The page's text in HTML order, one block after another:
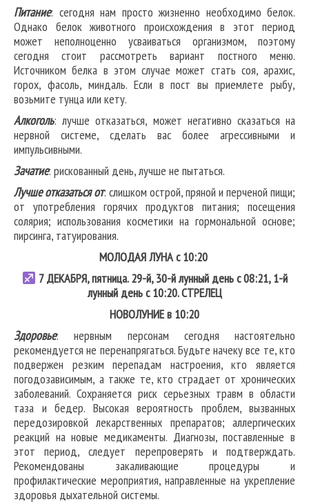
Питание: сегодня нам просто жизненно необходимо белок.
Однако белок животного происхождения в этот период
может неполноценно усваиваться организмом, поэтому
сегодня стоит рассмотреть вариант постного меню.
Источником белка в этом случае может стать соя, арахис,
горох, фасоль, миндаль. Если в пост вы приемлете рыбу,
возьмите тунца или кету.
Алкоголь: лучше отказаться, может негативно сказаться на
нервной системе, сделать вас более агрессивными и
импульсивными.
Зачатие: рискованный день, лучше не пытаться.
Лучше отказаться от: слишком острой, пряной и перченой пищи;
от употребления горячих продуктов питания; посещения
солярия; использования косметики на гормональной основе;
пирсинга, татуирования.
МОЛОДАЯ ЛУНА с 10:20
7ДЕКАБРЯ, пятница. 29-й, 30-й лунный день с 08:21, 1-й
лунный день с 10:20.СТРЕЛЕЦ
НОВОЛУНИЕ в 10:20
Здоровье: нервным персонам сегодня настоятельно
рекомендуется не перенапрягаться. Будьте начеку все те, кто
подвержен резким перепадам настроения, кто является
погодозависимым, а также те, кто страдает от хронических
заболеваний. Сохраняется риск серьезных травм в области
таза и бедер. Высокая вероятность проблем, вызванных
передозировкой лекарственных препаратов; аллергических
реакций на новые медикаменты. Диагнозы, поставленные в
этот период, следует перепроверять и подтверждать.
Рекомендованы закаливающие процедуры и
профилактические мероприятия, направленные на укрепление
здоровья дыхательной системы.